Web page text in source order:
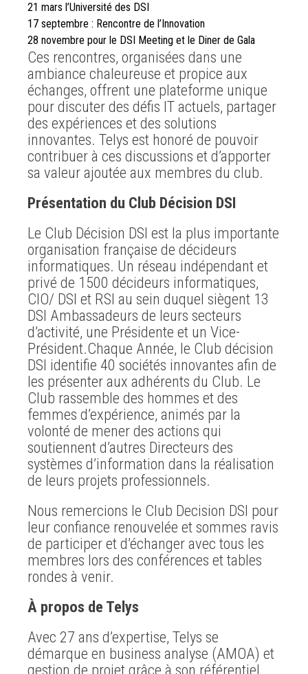
21 mars l’Université des DSI
17 septembre : Rencontre de l’Innovation
28 novembre pour le DSI Meeting et le Diner de Gala
Ces rencontres, organisées dans une
ambiance chaleureuse et propice aux
échanges, offrent une plateforme unique
pour discuter des défis IT actuels, partager
des expériences et des solutions
innovantes. Telys est honoré de pouvoir
contribuer à ces discussions et d’apporter
sa valeur ajoutée aux membres du club.
Présentation du Club Décision DSI
Le Club Décision DSI est la plus importante
organisation française de décideurs
informatiques. Un réseau indépendant et
privé de 1500 décideurs informatiques,
CIO/ DSI et RSI au sein duquel siègent 13
DSI Ambassadeurs de leurs secteurs
d’activité, une Présidente et un Vice-
Président.Chaque Année, le Club décision
DSI identifie 40 sociétés innovantes afin de
les présenter aux adhérents du Club. Le
Club rassemble des hommes et des
femmes d’expérience, animés par la
volonté de mener des actions qui
soutiennent d’autres Directeurs des
systèmes d’information dans la réalisation
de leurs projets professionnels.
Nous remercions le Club Decision DSI pour
leur confiance renouvelée et sommes ravis
de participer et d’échanger avec tous les
membres lors des conférences et tables
rondes à venir.
À propos de Telys
Avec 27 ans d’expertise, Telys se
démarque en business analyse (AMOA) et
gestion de projet grâce à son référentiel